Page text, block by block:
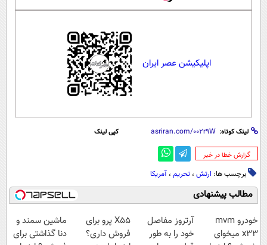
اپلیکیشن عصر ایران
لینک کوتاه: کپی لینک
‌گزارش خطا در خبر
برچسب ها: ارتش ، تحریم ، آمریکا
مطالب پیشنهادی
خودرو mvm
x33 میخوای
آرتروز مفاصل
خود را به طور
X55 پرو برای
فروش داری؟
ماشین سمند و
دنا گذاشتی برای